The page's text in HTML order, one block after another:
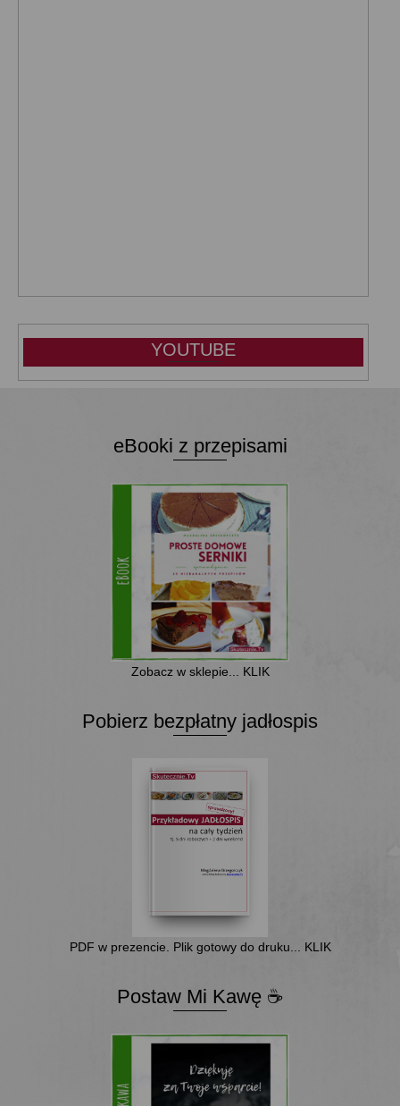
YOUTUBE
eBooki z przepisami
Zobacz w sklepie... KLIK
Pobierz bezpłatny jadłospis
PDF w prezencie. Plik gotowy do druku... KLIK
Postaw Mi Kawę ☕